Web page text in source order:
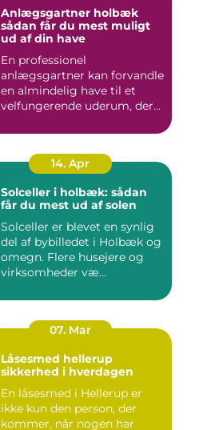
Anlægsgartner holbæk
sådan får du mest muligt
ud af din have
En professionel
anlægsgartner kan forvandle
en almindelig have til et
velfungerende uderum, der
14. Apr
Solceller i holbæk: sådan
får du mest ud af solen
Solceller er blevet en synlig
del af bybilledet i Holbæk og
omegn. Flere husejere og
virksomheder væ...
07. Mar
Låsesmed hellerup
sikkerhed i hverdagen
En låsesmed i Hellerup er
ikke kun den person, der
kommer, når nogen har